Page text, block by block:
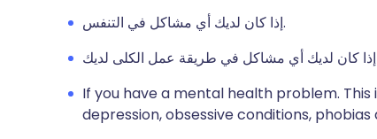
إذا كان لديك أي مشاكل في التنفس.
If you have a mental health problem. This
depression, obsessive conditions,